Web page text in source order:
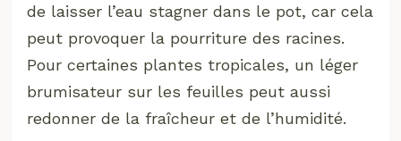
de laisser l’eau stagner dans le pot, car cela
peut provoquer la pourriture des racines.
Pour certaines plantes tropicales, un léger
brumisateur sur les feuilles peut aussi
redonner de la fraîcheur et de l’humidité.